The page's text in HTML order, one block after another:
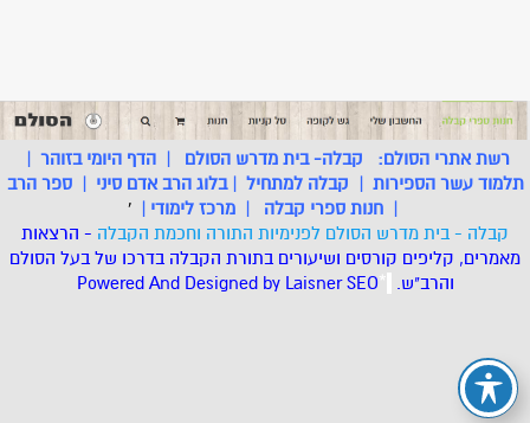
רשת אתרי הסולם: קבלה- בית מדרש הסולם |הדף היומי בזוהר |
תלמוד עשר הספירות | קבלה למתחיל |בלוג הרב אדם סיני |ספר הרב
| חנות ספרי קבלה | מרכז לימודי |
'
קבלה - בית מדרש הסולם לפנימיות התורה וחכמת הקבלה - הרצאות
מאמרים, קליפים קורסים ושיעורים בתורת הקבלה בדרכו של בעל הסולם
והרב"ש. *
Powered And Designed by LaisnerSEO